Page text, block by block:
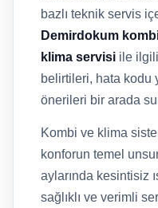
bazlı teknik servis
Demirdokum
klima servisi ile
belirtileri, hata kodu
önerileri bir arada
Kombi ve klima
konforun temel
aylarında kesintisiz
sağlıklı ve verimli